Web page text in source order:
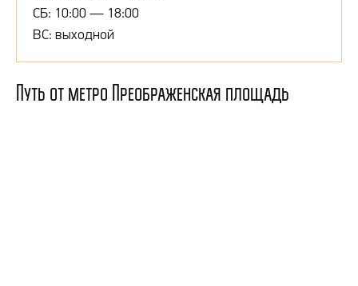
СБ: 10:00 — 18:00
ВС: выходной
Путь от метро Преображенская площадь